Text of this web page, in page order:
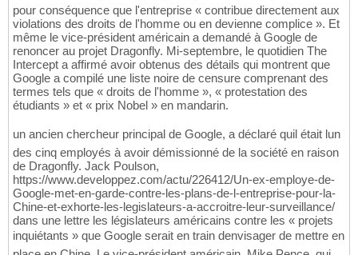
pour conséquence que l'entreprise « contribue directement aux
violations des droits de l'homme ou en devienne complice ». Et
même le vice-président américain a demandé à Google de
renoncer au projet Dragonfly. Mi-septembre, le quotidien The
Intercept a affirmé avoir obtenus des détails qui montrent que
Google a compilé une liste noire de censure comprenant des
termes tels que « droits de l'homme », « protestation des
étudiants » et « prix Nobel » en mandarin.
un ancien chercheur principal de Google, a déclaré quil était lun
des cinq employés à avoir démissionné de la société en raison
de Dragonfly. Jack Poulson,
https://www.developpez.com/actu/226412/Un-ex-employe-de-
Google-met-en-garde-contre-les-plans-de-l-entreprise-pour-la-
Chine-et-exhorte-les-legislateurs-a-accroitre-leur-surveillance/
dans une lettre les législateurs américains contre les « projets
inquiétants » que Google serait en train denvisager de mettre en